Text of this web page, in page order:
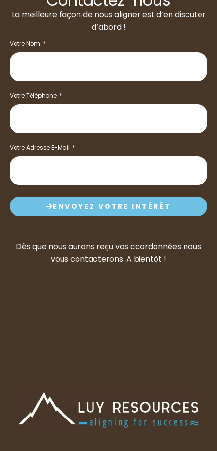
La meilleure façon de nous aligner est d’en discuter
d’abord !
Votre Nom
Votre Téléphone
Votre Adresse E-Mail
ENVOYEZ VOTRE INTÉRÊT
Dès que nous aurons reçu vos coordonnées nous
vous contacterons. A bientôt !